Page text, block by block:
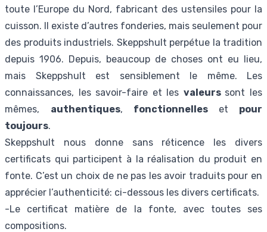
toute l’Europe du Nord, fabricant des ustensiles pour la
cuisson. Il existe d’autres fonderies, mais seulement pour
des produits industriels. Skeppshult perpétue la tradition
depuis 1906. Depuis, beaucoup de choses ont eu lieu,
mais Skeppshult est sensiblement le même. Les
connaissances, les savoir-faire et les valeurs sont les
mêmes, authentiques, fonctionnelles et pour
toujours.
Skeppshult nous donne sans réticence les divers
certificats qui participent à la réalisation du produit en
fonte. C’est un choix de ne pas les avoir traduits pour en
apprécier l’authenticité: ci-dessous les divers certificats.
-Le certificat matière de la fonte, avec toutes ses
compositions.